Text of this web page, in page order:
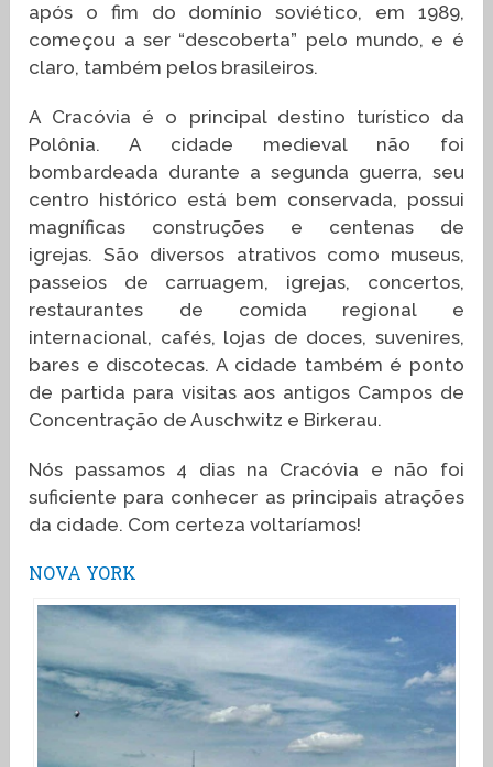
após o fim do domínio soviético, em 1989,
começou a ser “descoberta” pelo mundo, e é
claro, também pelos brasileiros.
A Cracóvia é o principal destino turístico da
Polônia. A cidade medieval não foi
bombardeada durante a segunda guerra, seu
centro histórico está bem conservada, possui
magníficas construções e centenas de
igrejas. São diversos atrativos como museus,
passeios de carruagem, igrejas, concertos,
restaurantes de comida regional e
internacional, cafés, lojas de doces, suvenires,
bares e discotecas. A cidade também é ponto
de partida para visitas aos antigos Campos de
Concentração de Auschwitz e Birkerau.
Nós passamos 4 dias na Cracóvia e não foi
suficiente para conhecer as principais atrações
da cidade. Com certeza voltaríamos!
NOVA YORK